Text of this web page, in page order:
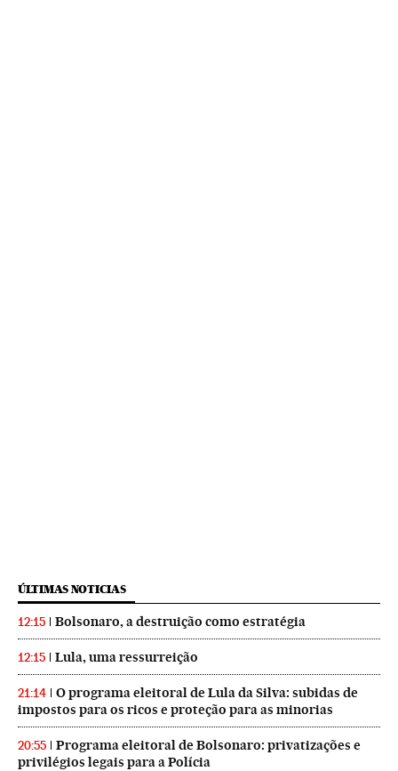
ÚLTIMAS NOTICIAS
12:15 Bolsonaro, a destruição como estratégia
12:15 Lula, uma ressurreição
21:14
O programa eleitoral de Lula da Silva: subidas de
impostos para os ricos e proteção para as minorias
20:55
Programa eleitoral de Bolsonaro: privatizações e
privilégios legais para a Polícia